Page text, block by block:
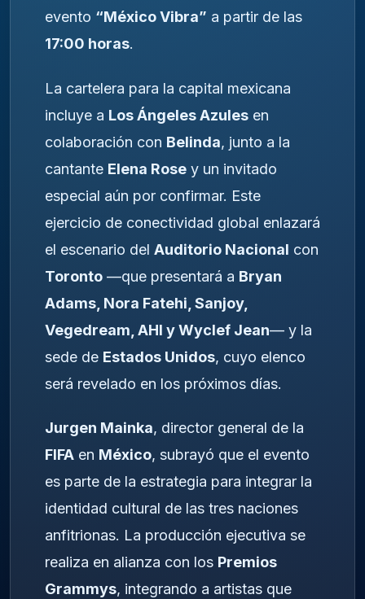
evento “México Vibra” a partir de las
17:00 horas.
La cartelera para la capital mexicana
incluye a Los Ángeles Azules en
colaboración con Belinda, junto a la
cantante Elena Rose y un invitado
especial aún por confirmar. Este
ejercicio de conectividad global enlazará
el escenario del Auditorio Nacional con
Toronto —que presentará a Bryan
Adams, Nora Fatehi, Sanjoy,
Vegedream, AHI y Wyclef Jean— y la
sede de Estados Unidos, cuyo elenco
será revelado en los próximos días.
Jurgen Mainka, director general de la
FIFA en México, subrayó que el evento
es parte de la estrategia para integrar la
identidad cultural de las tres naciones
anfitrionas. La producción ejecutiva se
realiza en alianza con los Premios
Grammys, integrando a artistas que